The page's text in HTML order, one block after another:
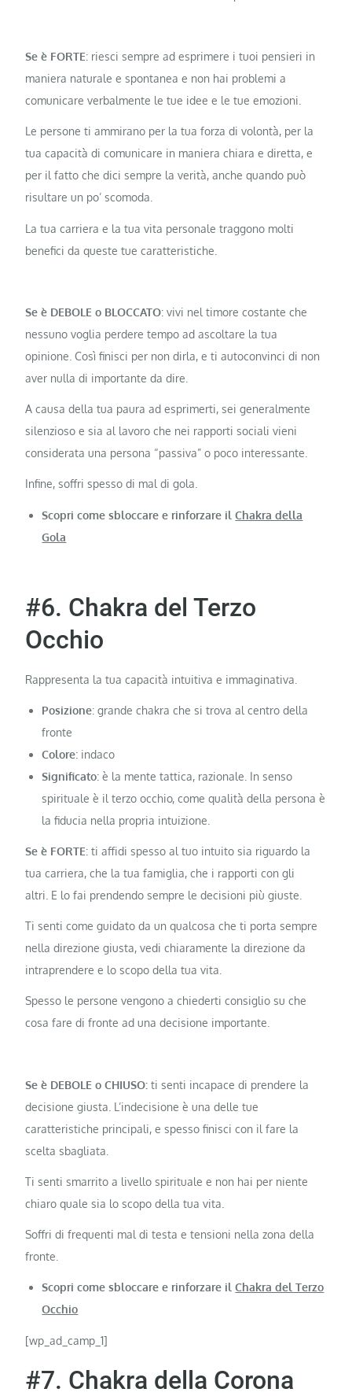
Se è FORTE: riesci sempre ad esprimere i tuoi pensieri in
maniera naturale e spontanea e non hai problemi a
comunicare verbalmente le tue idee e le tue emozioni.
Le persone ti ammirano per la tua forza di volontà, per la
tua capacità di comunicare in maniera chiara e diretta, e
per il fatto che dici sempre la verità, anche quando può
risultare un po’ scomoda.
La tua carriera e la tua vita personale traggono molti
benefici da queste tue caratteristiche.
Se è DEBOLE o BLOCCATO: vivi nel timore costante che
nessuno voglia perdere tempo ad ascoltare la tua
opinione. Così finisci per non dirla, e ti autoconvinci di non
aver nulla di importante da dire.
A causa della tua paura ad esprimerti, sei generalmente
silenzioso e sia al lavoro che nei rapporti sociali vieni
considerata una persona “passiva” o poco interessante.
Infine, soffri spesso di mal di gola.
Scopri come sbloccare e rinforzare il Chakra della
Gola
#6. Chakra del Terzo
Occhio
Rappresenta la tua capacità intuitiva e immaginativa.
Posizione: grande chakra che si trova al centro della
fronte
Colore: indaco
Significato: è la mente tattica, razionale. In senso
spirituale è il terzo occhio, come qualità della persona è
la fiducia nella propria intuizione.
Se è FORTE: ti affidi spesso al tuo intuito sia riguardo la
tua carriera, che la tua famiglia, che i rapporti con gli
altri. E lo fai prendendo sempre le decisioni più giuste.
Ti senti come guidato da un qualcosa che ti porta sempre
nella direzione giusta, vedi chiaramente la direzione da
intraprendere e lo scopo della tua vita.
Spesso le persone vengono a chiederti consiglio su che
cosa fare di fronte ad una decisione importante.
Se è DEBOLE o CHIUSO: ti senti incapace di prendere la
decisione giusta. L’indecisione è una delle tue
caratteristiche principali, e spesso finisci con il fare la
scelta sbagliata.
Ti senti smarrito a livello spirituale e non hai per niente
chiaro quale sia lo scopo della tua vita.
Soffri di frequenti mal di testa e tensioni nella zona della
fronte.
Scopri come sbloccare e rinforzare il Chakra del Terzo
Occhio
[wp_ad_camp_1]
#7. Chakra della Corona